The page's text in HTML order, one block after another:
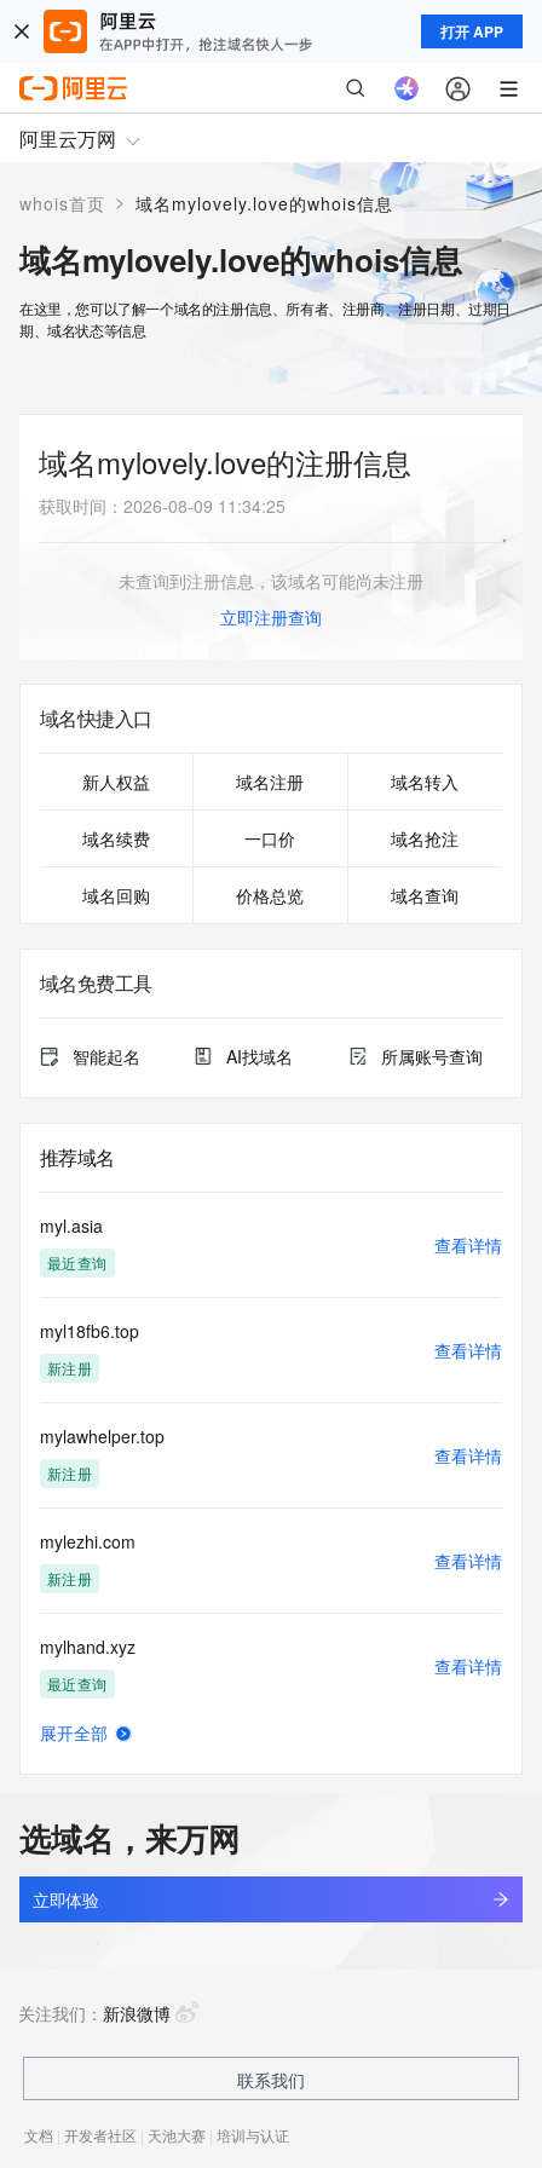
打开 APP
阿里云万网
whois首页 > 域名mylovely.love的whois信息
域名mylovely.love的whois信息
在这里，您可以了解一个域名的注册信息、所有者、注册商、注册日期、过期日
期、域名状态等信息
域名mylovely.love的注册信息
获取时间 ： 2026-08-09 11:34:25
未查询到注册信息，该域名可能尚未注册
立即注册查询
域名快捷入口
新人权益 域名注册 域名转入
域名续费 一口价 域名抢注
域名回购 价格总览 域名查询
域名免费工具
智能起名 AI找域名 所属账号查询
推荐域名
myl.asia
最近查询
查看详情
myl18fb6.top
新注册
查看详情
mylawhelper.top
新注册
查看详情
mylezhi.com
新注册
查看详情
mylhand.xyz
最近查询
查看详情
mylife-wc.xyz
新注册
查看详情
最近查询
展开全部
选域名，来万网
立即体验
关注我们： 新浪微博
联系我们
文档 | 开发者社区 | 天池大赛 | 培训与认证